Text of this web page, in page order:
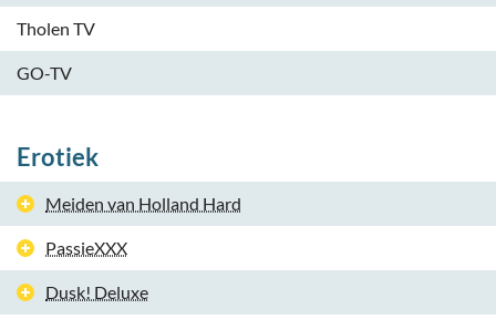
Tholen TV
GO-TV
Erotiek
Meiden van Holland Hard
PassieXXX
Dusk! Deluxe